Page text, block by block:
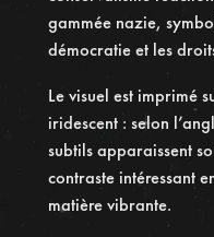
e
T
o
i
s
F
l
gammée nazie,
démocratie et les
Le visuel est imprimé
iridescent : selon
subtils apparaissent
contraste intéressant
matière vibrante.